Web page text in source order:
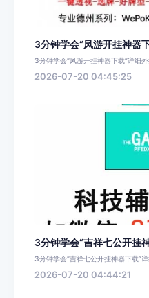
3分钟学会“凤游开挂神器
3分钟学会“凤游开挂神器下载”详细
2026-07-20 04:45:25
3分钟学会“吉祥七公开挂
3分钟学会“吉祥七公开挂神器下载”
2026-07-20 04:44:21